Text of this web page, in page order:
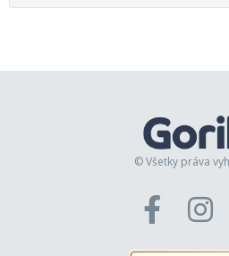
© Všetky práva